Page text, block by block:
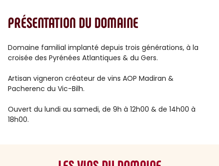
PRÉSENTATION DU DOMAINE
Domaine familial implanté depuis trois générations, à la
croisée des Pyrénées Atlantiques & du Gers.
Artisan vigneron créateur de vins AOP Madiran &
Pacherenc du Vic-Bilh.
Ouvert du lundi au samedi, de 9h à 12h00 & de 14h00 à
18h00.